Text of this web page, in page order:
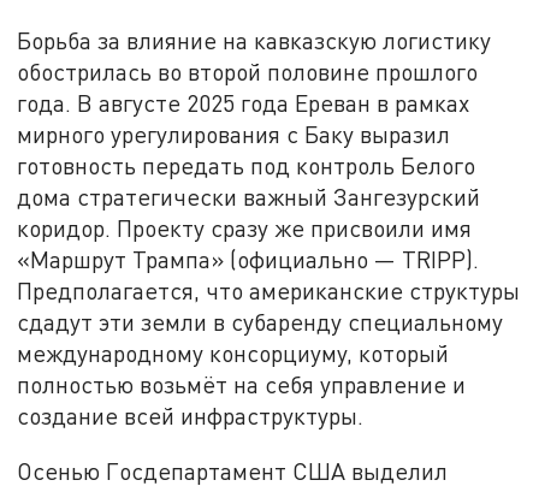
Борьба за влияние на кавказскую логистику
обострилась во второй половине прошлого
года. В августе 2025 года Ереван в рамках
мирного урегулирования с Баку выразил
готовность передать под контроль Белого
дома стратегически важный Зангезурский
коридор. Проекту сразу же присвоили имя
«Маршрут Трампа» (официально — TRIPP).
Предполагается, что американские структуры
сдадут эти земли в субаренду специальному
международному консорциуму, который
полностью возьмёт на себя управление и
создание всей инфраструктуры.
Осенью Госдепартамент США выделил